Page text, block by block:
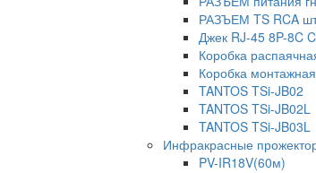
РАЗЪЕМ TS RCA
Джек RJ-45 8P-8C
Коробка
Коробка
TANTOS TSi-JB02
TANTOS TSi-JB02L
TANTOS TSi-JB03L
Инфракрасные
PV-IR18V(60м)